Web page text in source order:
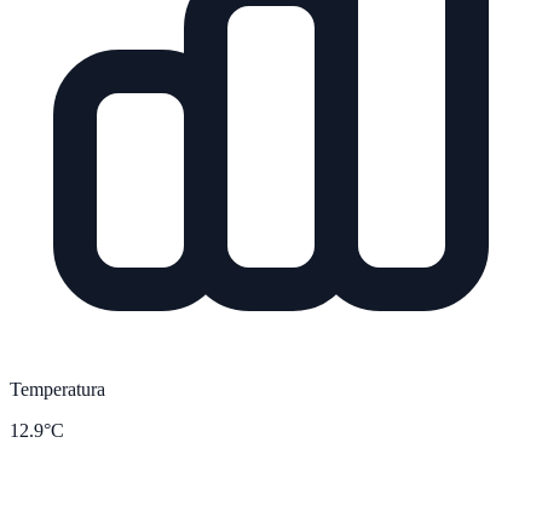
Temperatura
12.9°C